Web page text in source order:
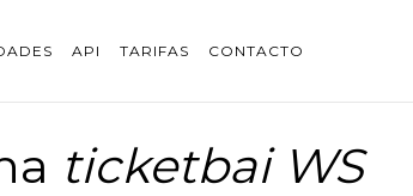
API TARIFAS CONTACTO
ticketbai WS